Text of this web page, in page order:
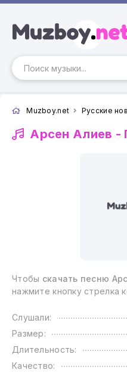
Muzboy.net Русские
Арсен Алиев -
Чтобы скачать песню
нажмите кнопку стрелка
Слушали:
Размер:
Длительность:
Качество: